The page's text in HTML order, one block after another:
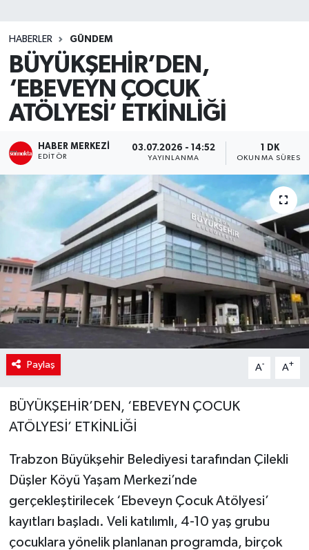
HABERLER GÜNDEM
BÜYÜKŞEHİR’DEN,
‘EBEVEYN ÇOCUK
ATÖLYESİ’ ETKİNLİĞİ
HABER MERKEZI
EDITÖR
03.07.2026 - 14:52
YAYINLANMA
1 DK
OKUNMA SÜRESI
Paylaş A- A+
BÜYÜKŞEHİR’DEN, ‘EBEVEYN ÇOCUK
ATÖLYESİ’ ETKİNLİĞİ
Trabzon Büyükşehir Belediyesi tarafından Çilekli
Düşler Köyü Yaşam Merkezi’nde
gerçekleştirilecek ‘Ebeveyn Çocuk Atölyesi’
kayıtları başladı. Veli katılımlı, 4-10 yaş grubu
çocuklara yönelik planlanan programda, birçok
Teknoloji
TRABZON